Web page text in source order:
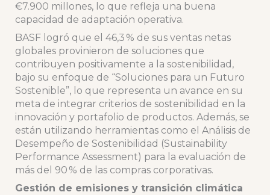
€7.900 millones, lo que refleja una buena
capacidad de adaptación operativa.
BASF logró que el 46,3 % de sus ventas netas
globales provinieron de soluciones que
contribuyen positivamente a la sostenibilidad,
bajo su enfoque de “Soluciones para un Futuro
Sostenible”, lo que representa un avance en su
meta de integrar criterios de sostenibilidad en la
innovación y portafolio de productos. Además, se
están utilizando herramientas como el Análisis de
Desempeño de Sostenibilidad (Sustainability
Performance Assessment) para la evaluación de
más del 90 % de las compras corporativas.
Gestión de emisiones y transición climática